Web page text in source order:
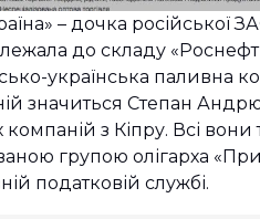
– дочка російської
до складу
українська паливна
значиться Степан
з Кіпру. Всі вони
групою олігарха
податковій службі.